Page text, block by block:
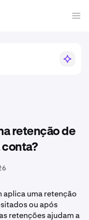
retenção de
conta?
aplica uma retenção
ou após
retenções ajudam a